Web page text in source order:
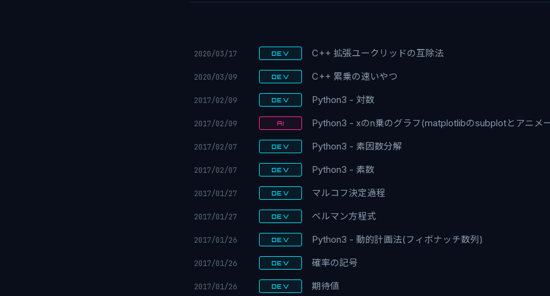
2020/03/17 DEV C++ 拡張ユークリッドの互除法
2020/03/09 DEV C++ 累乗の速いやつ
2017/02/09 DEV Python3 - 対数
2017/02/09 AI Python3 - xのn乗のグラフ(matplotlibのsubplotとアニメ
2017/02/07 DEV Python3 - 素因数分解
2017/02/07 DEV Python3 - 素数
2017/01/27 DEV マルコフ決定過程
2017/01/27 DEV ベルマン方程式
2017/01/26 DEV Python3 - 動的計画法(フィボナッチ数列)
2017/01/26 DEV 確率の記号
2017/01/26 DEV 期待値